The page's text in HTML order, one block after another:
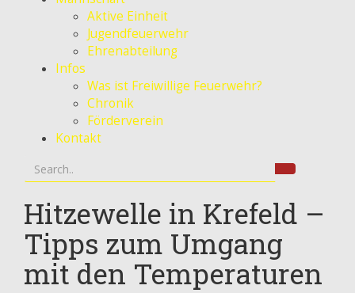
Aktive Einheit
Jugendfeuerwehr
Ehrenabteilung
Infos
Was ist Freiwillige Feuerwehr?
Chronik
Förderverein
Kontakt
Hitzewelle in Krefeld –
Tipps zum Umgang
mit den Temperaturen